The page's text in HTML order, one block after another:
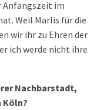
Anfangszeit im
Weil Marlis für die
wir ihr zu Ehren der
ich werde nicht ihre
Nachbarstadt,
Köln?